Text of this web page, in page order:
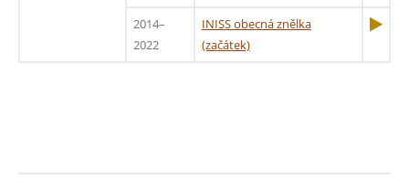
2014–
2022
INISS obecná znělka
(začátek)